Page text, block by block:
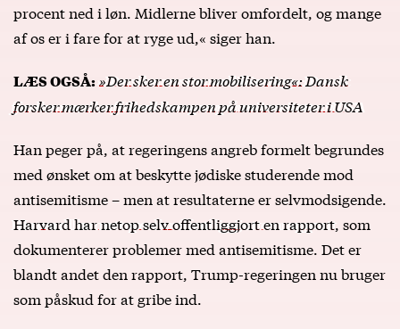
procent ned i løn. Midlerne bliver omfordelt, og mange
af os er i fare for at ryge ud,« siger han.
LÆS OGSÅ: »Der sker en stor mobilisering«: Dansk
forsker mærker frihedskampen på universiteter i USA
Han peger på, at regeringens angreb formelt begrundes
med ønsket om at beskytte jødiske studerende mod
antisemitisme – men at resultaterne er selvmodsigende.
Harvard har netop selv offentliggjort en rapport , som
dokumenterer problemer med antisemitisme. Det er
blandt andet den rapport, Trump-regeringen nu bruger
som påskud for at gribe ind.